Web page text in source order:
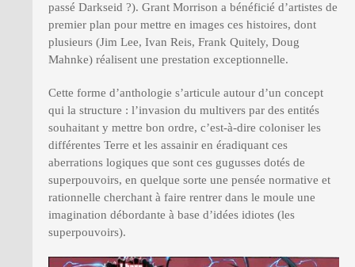
passé Darkseid ?). Grant Morrison a bénéficié d’artistes de
premier plan pour mettre en images ces histoires, dont
plusieurs (Jim Lee, Ivan Reis, Frank Quitely, Doug
Mahnke) réalisent une prestation exceptionnelle.
Cette forme d’anthologie s’articule autour d’un concept
qui la structure : l’invasion du multivers par des entités
souhaitant y mettre bon ordre, c’est-à-dire coloniser les
différentes Terre et les assainir en éradiquant ces
aberrations logiques que sont ces gugusses dotés de
superpouvoirs, en quelque sorte une pensée normative et
rationnelle cherchant à faire rentrer dans le moule une
imagination débordante à base d’idées idiotes (les
superpouvoirs).